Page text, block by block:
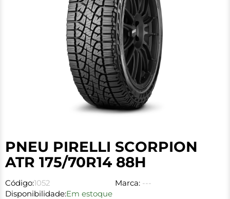
PNEU PIRELLI SCORPION
ATR 175/70R14 88H
Código:1052 Marca: ---
Disponibilidade:Em estoque